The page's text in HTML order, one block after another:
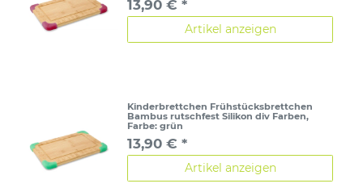
13,90 € *
Artikel anzeigen
Kinderbrettchen Frühstücksbrettchen
Bambus rutschfest Silikon div Farben,
Farbe: grün
13,90 € *
Artikel anzeigen